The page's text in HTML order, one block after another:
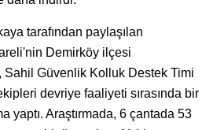
tarafından paylaşılan
Demirköy ilçesi
Sahil Güvenlik Kolluk Destek Timi
devriye faaliyeti sırasında bir
yaptı. Araştırmada, 6 çantada 53